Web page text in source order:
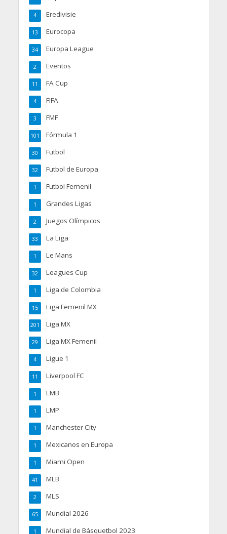
Eredivisie
4
Eurocopa
13
Europa League
34
Eventos
2
FA Cup
11
FIFA
4
FMF
3
Fórmula 1
101
Futbol
30
Futbol de Europa
32
Futbol Femenil
1
Grandes Ligas
1
Juegos Olímpicos
2
La Liga
33
Le Mans
1
Leagues Cup
32
Liga de Colombia
1
Liga Femenil MX
15
Liga MX
201
Liga MX Femenil
29
Ligue 1
4
Liverpool FC
11
LMB
1
LMP
1
Manchester City
1
Mexicanos en Europa
1
Miami Open
1
MLB
41
MLS
2
Mundial 2026
65
Mundial de Básquetbol 2023
1